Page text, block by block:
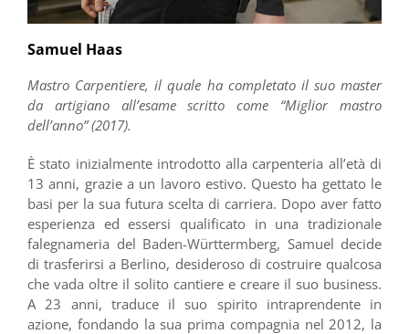
Samuel Haas
Mastro Carpentiere, il quale ha completato il suo master
da artigiano all’esame scritto come “Miglior mastro
dell’anno” (2017).
È stato inizialmente introdotto alla carpenteria all’età di
13 anni, grazie a un lavoro estivo. Questo ha gettato le
basi per la sua futura scelta di carriera. Dopo aver fatto
esperienza ed essersi qualificato in una tradizionale
falegnameria del Baden-Württermberg, Samuel decide
di trasferirsi a Berlino, desideroso di costruire qualcosa
che vada oltre il solito cantiere e creare il suo business.
A 23 anni, traduce il suo spirito intraprendente in
azione, fondando la sua prima compagnia nel 2012, la